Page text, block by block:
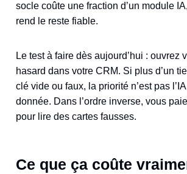
socle coûte une fraction d’un module
rend le reste fiable.
Le test à faire dès aujourd’hui : ouvrez
hasard dans votre CRM. Si plus d’un
clé vide ou faux, la priorité n’est pas
donnée. Dans l’ordre inverse, vous
pour lire des cartes fausses.
Ce que ça coûte